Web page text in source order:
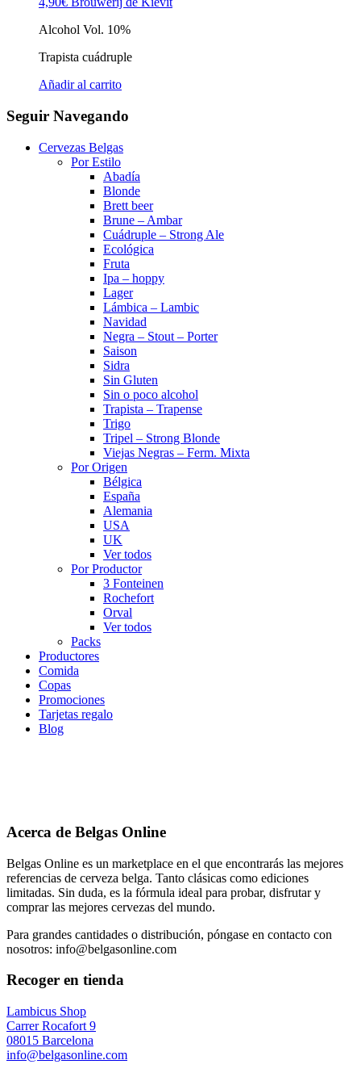
Alcohol Vol. 10%
Trapista cuádruple
Añadir al carrito
Seguir Navegando
Cervezas Belgas
Por Estilo
Abadía
Blonde
Brett beer
Brune – Ambar
Cuádruple – Strong Ale
Ecológica
Fruta
Ipa – hoppy
Lager
Lámbica – Lambic
Navidad
Negra – Stout – Porter
Saison
Sidra
Sin Gluten
Sin o poco alcohol
Trapista – Trapense
Trigo
Tripel – Strong Blonde
Viejas Negras – Ferm. Mixta
Por Origen
Bélgica
España
Alemania
USA
UK
Ver todos
Por Productor
3 Fonteinen
Rochefort
Orval
Ver todos
Packs
Productores
Comida
Copas
Promociones
Tarjetas regalo
Blog
Acerca de Belgas Online
Belgas Online es un marketplace en el que encontrarás las mejores
referencias de cerveza belga. Tanto clásicas como ediciones
limitadas. Sin duda, es la fórmula ideal para probar, disfrutar y
comprar las mejores cervezas del mundo.
Para grandes cantidades o distribución, póngase en contacto con
nosotros: info@belgasonline.com
Recoger en tienda
Lambicus Shop
Carrer Rocafort 9
08015 Barcelona
info@belgasonline.com